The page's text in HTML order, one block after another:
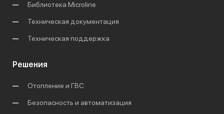
Библиотека Microline
Техническая документация
Техническая поддержка
Решения
Отопление и ГВС
Безопасность и автоматизация